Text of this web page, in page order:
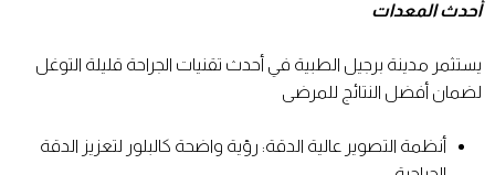
أحدث المعدات
يستثمر مدينة برجيل الطبية في أحدث تقنيات الجراحة قليلة التوغل
لضمان أفضل النتائج للمرضى
أنظمة التصوير عالية الدقة: رؤية واضحة كالبلور لتعزيز الدقة